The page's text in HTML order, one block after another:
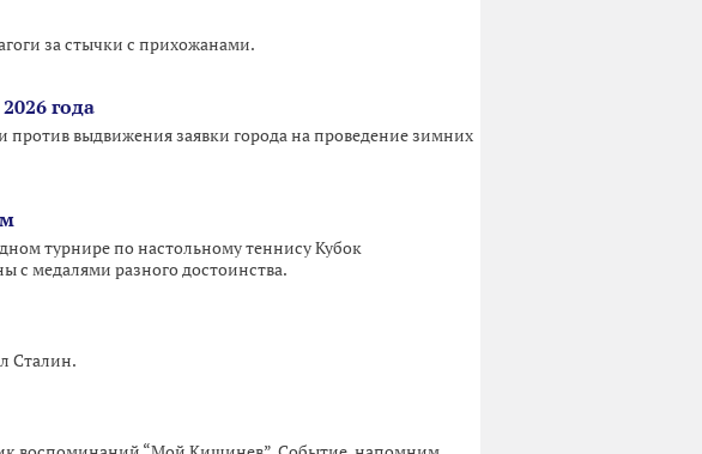
за стычки с прихожанами.
года
против выдвижения заявки города на проведение зимних
турнире по настольному теннису Кубок
с медалями разного достоинства.
Сталин.